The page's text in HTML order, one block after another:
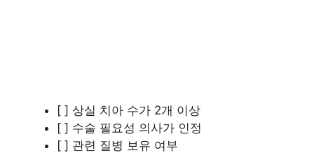
[ ] 상실 치아 수가 2개 이상
[ ] 수술 필요성 의사가 인정
[ ] 관련 질병 보유 여부